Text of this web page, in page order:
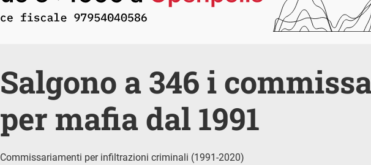
Salgono a 346 i
per mafia dal 1991
Commissariamenti per infiltrazioni criminali (1991-2020)